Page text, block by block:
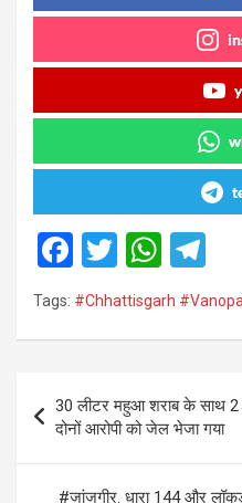
F
a
ce
o
o
k
T
wi
tt
W
h
at
A
p
p
e
a
m
Tags: #Chhattisgarh
navigation
30 लीटर महुआ शराब के साथ 2
दोनों आरोपी को जेल भेजा गया
#जांजगीर. धारा 144 और